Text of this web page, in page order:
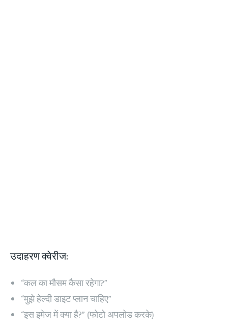
उदाहरण क्वेरीज:
“कल का मौसम कैसा रहेगा?”
“मुझे हेल्दी डाइट प्लान चाहिए”
“इस इमेज में क्या है?” (फोटो अपलोड करके)